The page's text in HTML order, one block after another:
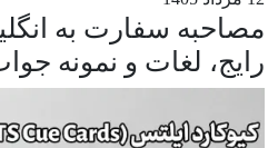
مصاحبه سفارت به
رایج، لغات و نمونه